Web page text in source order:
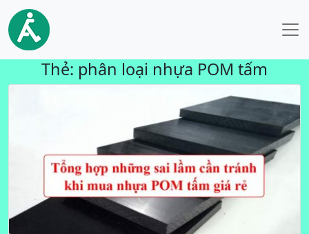
Thẻ: phân loại nhựa POM tấm